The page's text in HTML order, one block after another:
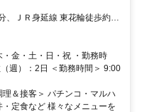
、ＪＲ身延線 東花輪徒歩約80
より車15分
金・土・日・祝 ・勤務時
週）：2日 ＜勤務時間＞ 9:00
＆接客＞ パチンコ・マルハ
定食など 様々なメニューを